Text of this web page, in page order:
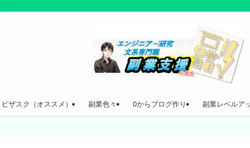
ビザスク（オススメ） 副業色々 0からブログ作り 副業レベルア